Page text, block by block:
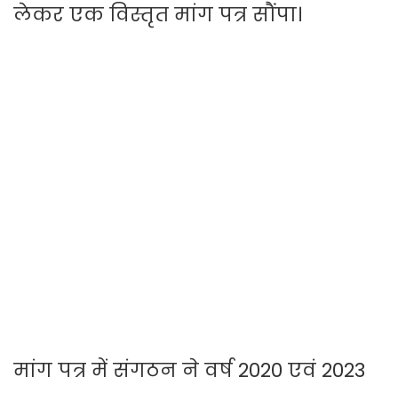
लेकर एक विस्तृत मांग पत्र सौंपा।
मांग पत्र में संगठन ने वर्ष 2020 एवं 2023